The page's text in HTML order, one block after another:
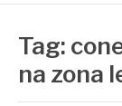
Tag:
na zona